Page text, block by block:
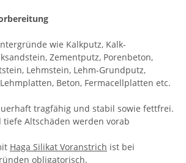
wie Kalkputz, Kalk-
Zementputz, Porenbeton,
Lehmstein, Lehm-Grundputz,
Beton, Fermacellplatten etc.
tragfähig und stabil sowie fettfrei.
Altschäden werden vorab
Haga Silikat Voranstrich ist bei
obligatorisch.